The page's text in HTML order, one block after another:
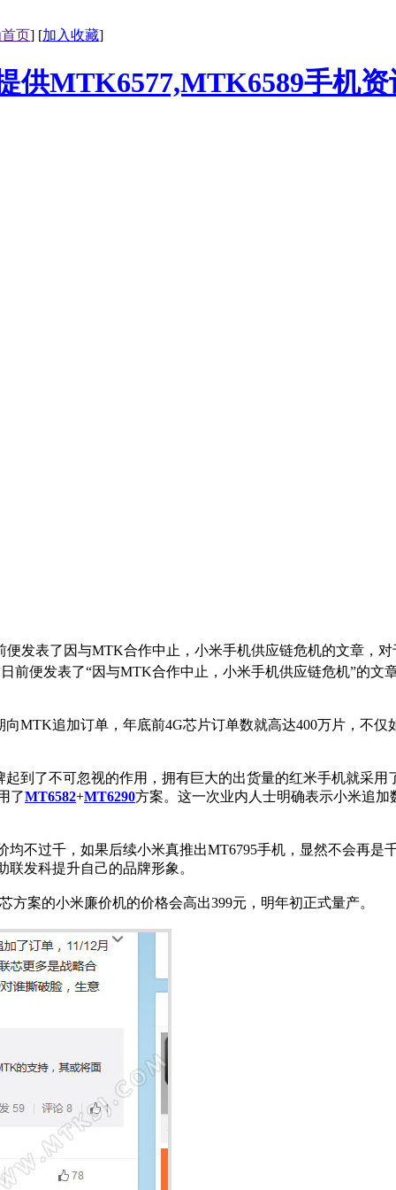
页] [加入收藏]
发表了因与MTK合作中止，小米手机供应链危机的文章，
前便发表了“因与MTK合作中止，小米手机供应链危机”的
MTK追加订单，年底前4G芯片订单数就高达400万片，不
到了不可忽视的作用，拥有巨大的出货量的红米手机就采
了MT6582+MT6290方案。这一次业内人士明确表示小米追
不过千，如果后续小米真推出MT6795手机，显然不会再是
发科提升自己的品牌形象。
案的小米廉价机的价格会高出399元，明年初正式量产。